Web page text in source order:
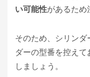
い可能性があるため
そのため、シリン
ダーの型番を控え
しましょう。